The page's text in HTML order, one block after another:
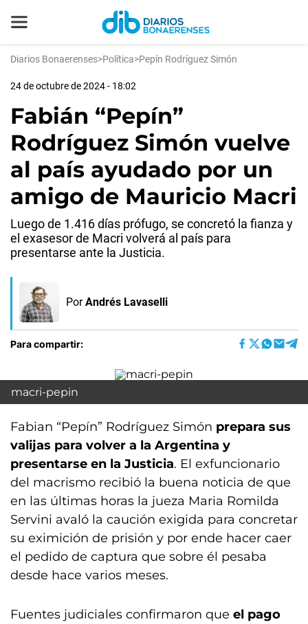
Diarios Bonaerenses>Política>Pepín Rodríguez Simón
24 de octubre de 2024 - 18:02
Fabián “Pepín”
Rodríguez Simón vuelve
al país ayudado por un
amigo de Mauricio Macri
Luego de 1.416 días prófugo, se concretó la fianza y
el exasesor de Macri volverá al país para
presentarse ante la Justicia.
Por Andrés Lavaselli
Para compartir:
macri-pepin
Fabian “Pepín” Rodríguez Simón prepara sus
valijas para volver a la Argentina y
presentarse en la Justicia. El exfuncionario
del macrismo recibió la buena noticia de que
en las últimas horas la jueza Maria Romilda
Servini avaló la caución exigida para concretar
su eximición de prisión y por ende hacer caer
el pedido de captura que sobre él pesaba
desde hace varios meses.
Fuentes judiciales confirmaron que el pago